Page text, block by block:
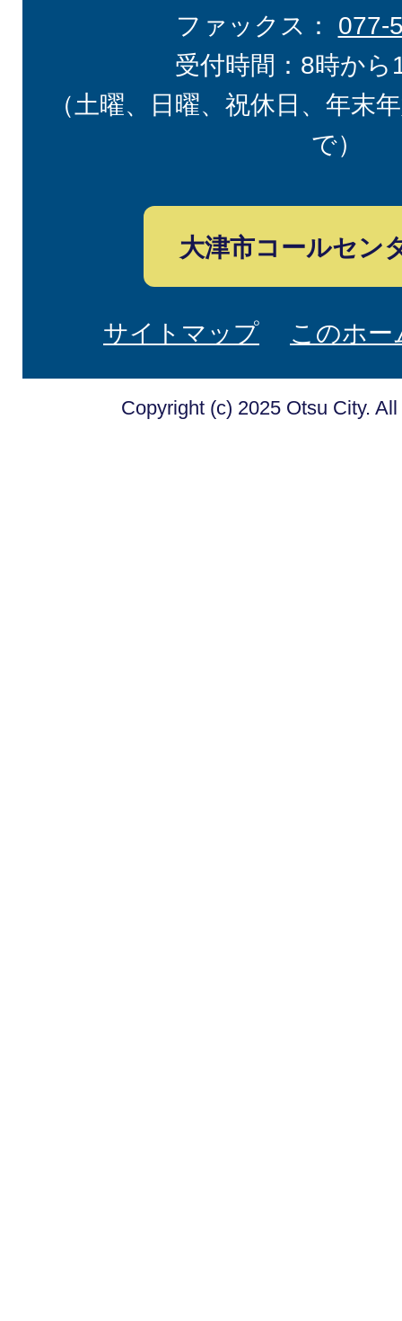
ファックス： 077-
受付時間：8時から
（土曜、日曜、祝休日、年末
で）
大津市コールセン
サイトマップ このホ
Copyright (c) 2025 Otsu City.